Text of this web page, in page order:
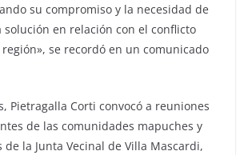
su compromiso y la necesidad de
solución en relación con el conflicto
se recordó en un comunicado
Pietragalla Corti convocó a reuniones
de las comunidades mapuches y
la Junta Vecinal de Villa Mascardi,